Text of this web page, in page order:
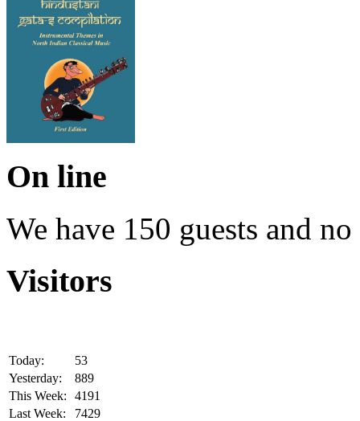
On line
We have 150 guests and
Visitors
Today:
53
Yesterday:
889
This Week:
4191
Last Week:
7429